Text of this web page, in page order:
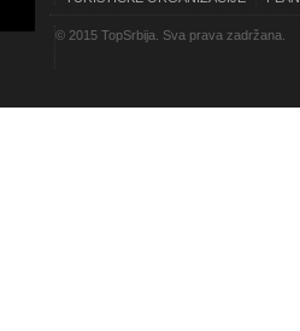
© 2015 TopSrbija. Sva prava zadržana.